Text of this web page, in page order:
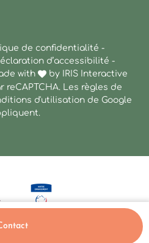
de confidentialité -
d’accessibilité -
with by
IRIS Interactive
Les règles de
d'utilisation de Google